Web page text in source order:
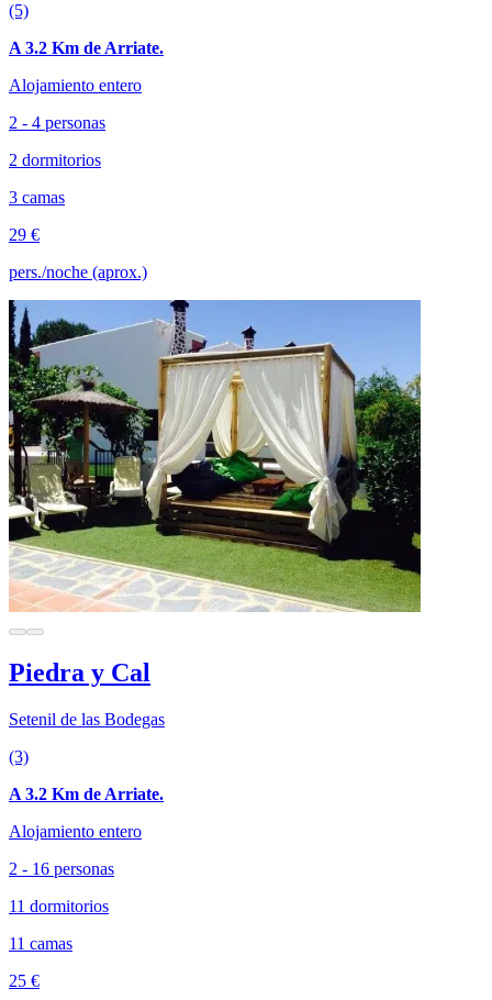
(5)
A 3.2 Km de Arriate.
Alojamiento entero
2 - 4 personas
2 dormitorios
3 camas
29 €
pers./noche (aprox.)
Piedra y Cal
Setenil de las Bodegas
(3)
A 3.2 Km de Arriate.
Alojamiento entero
2 - 16 personas
11 dormitorios
11 camas
25 €